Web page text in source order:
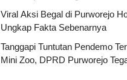
Viral Aksi Begal di Purworejo
Ungkap Fakta Sebenarnya
Tanggapi Tuntutan Pendemo
Mini Zoo, DPRD Purworejo